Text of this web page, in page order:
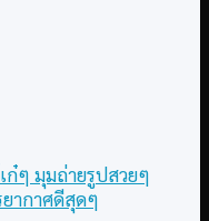
ๆ มุมถ่ายรูปสวยๆ
ากาศดีสุดๆ